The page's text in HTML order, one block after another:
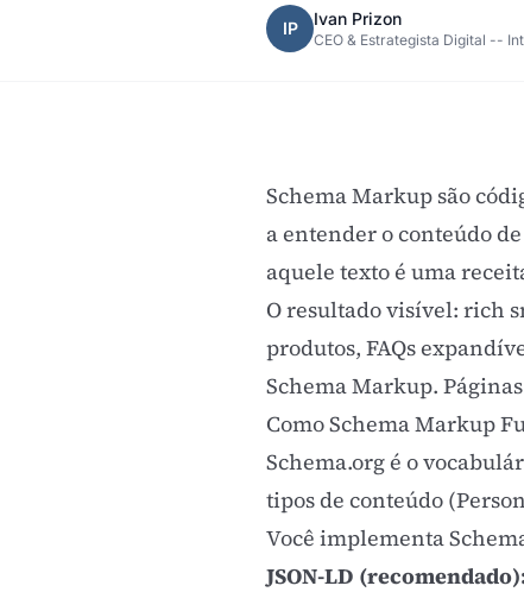
IP Ivan Prizon
CEO & Estrategista Digital --
Schema Markup são
a entender o conteúdo
aquele texto é uma
O resultado visível: rich
produtos, FAQs
Schema Markup.
Como Schema Markup
Schema.org é o
tipos de conteúdo
Você implementa
JSON-LD